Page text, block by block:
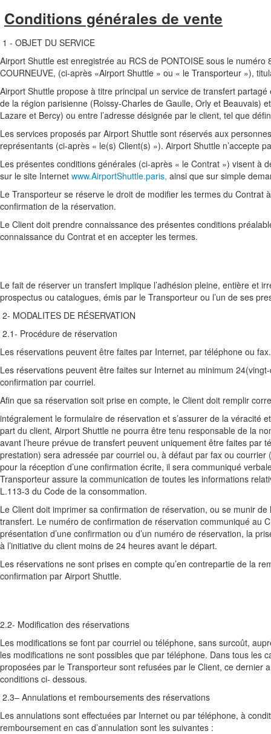
Conditions générales de vente
1 - OBJET DU SERVICE
Airport Shuttle est enregistrée au RCS de PONTOISE sous le
COURNEUVE, (ci-après «Airport Shuttle » ou « le Transporteur »),
Airport Shuttle propose à titre principal un service de transfert
de la région parisienne (Roissy-Charles de Gaulle, Orly et Beauvais)
Lazare et Bercy) ou entre l’adresse désignée par le client, tel que
Les services proposés par Airport Shuttle sont réservés aux
représentants (ci-après « le(s) Client(s) »). Airport Shuttle n’accepte
Les présentes conditions générales (ci-après « le Contrat ») visent à
sur le site Internet www.AirportShuttle.paris, ainsi que sur simple
Le Transporteur se réserve le droit de modifier les termes du
confirmation de la réservation.
Le Client doit prendre connaissance des présentes conditions
connaissance du Contrat et en accepter les termes.
Le fait de réserver un transfert implique l’adhésion pleine, entière et
prospectus ou catalogues, émis par le Transporteur ou l’un de ses
2- MODALITES DE RÉSERVATION
2.1- Procédure de réservation
Les réservations peuvent être faites par Internet, par téléphone ou fax.
Les réservations peuvent être faites sur Internet au minimum
confirmation par courriel.
Afin que sa réservation soit prise en compte, le Client doit remplir
intégralement le formulaire de réservation et s’assurer de la véracité
part du client, Airport Shuttle ne pourra être tenu responsable de la
avant l’heure prévue de transfert peuvent uniquement être faites
prestation) sera adressée par courriel ou, à défaut par fax ou
pour la réception d’une confirmation écrite, il sera communiqué
Transporteur assure la communication de toutes les informations
L.113-3 du Code de la consommation.
Le Client doit imprimer sa confirmation de réservation, ou se munir
transfert. Le numéro de confirmation de réservation communiqué au
présentation d’une confirmation ou d’un numéro de réservation, la
à l’initiative du client moins de 24 heures avant le départ.
Les réservations ne sont prises en compte qu’en contrepartie de la
confirmation par Airport Shuttle.
2.2- Modification des réservations
Les modifications se font par courriel ou téléphone, sans surcoût,
les modifications ne sont possibles que par téléphone. Dans tous les
proposées par le Transporteur sont refusées par le Client, ce dernier
conditions ci- dessous.
2.3– Annulations et remboursements des réservations
Les annulations sont effectuées par Internet ou par téléphone, à
remboursement en cas d’annulation sont les suivantes :